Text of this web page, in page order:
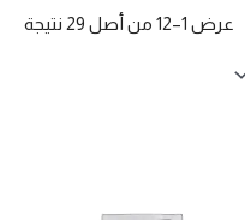
عرض 1–12 من أصل 29 نتيجة